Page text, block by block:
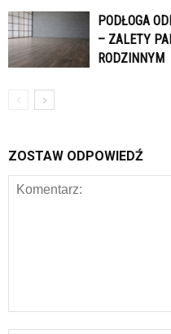
PODŁOGA
– ZALETY
RODZINNYM
ZOSTAW ODPOWIEDŹ